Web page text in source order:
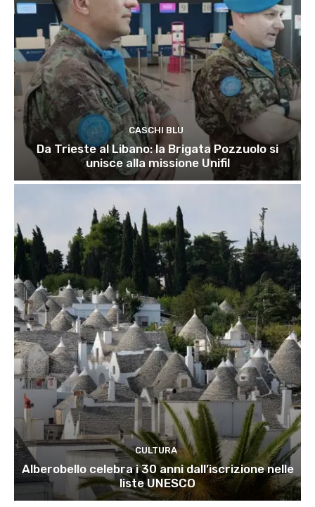
CASCHI BLU
Da Trieste al Libano: la Brigata Pozzuolo si
unisce alla missione Unifil
CULTURA
Alberobello celebra i 30 anni dall’iscrizione nelle
liste UNESCO